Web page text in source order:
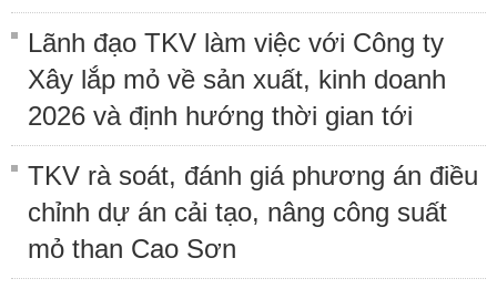
Lãnh đạo TKV làm việc với Công ty
Xây lắp mỏ về sản xuất, kinh doanh
2026 và định hướng thời gian tới
TKV rà soát, đánh giá phương án điều
chỉnh dự án cải tạo, nâng công suất
mỏ than Cao Sơn